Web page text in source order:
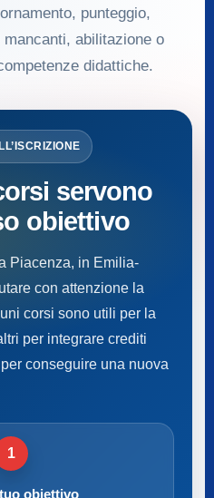
punteggio,
abilitazione o
didattiche.
servono
obiettivo
Piacenza, in Emilia-
con attenzione la
corsi sono utili per la
per integrare crediti
conseguire una nuova
1
obiettivo